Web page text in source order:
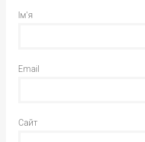
Ім'я
Email
Сайт